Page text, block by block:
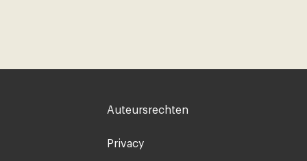
Voet
Auteursrechten
Privacy